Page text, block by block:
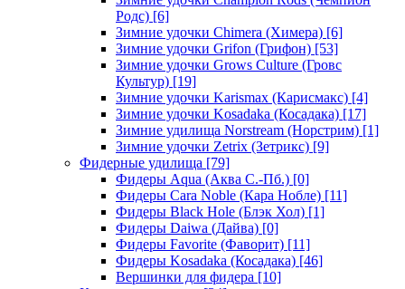
Родс) [6]
Зимние удочки Chimera (Химера) [6]
Зимние удочки Grifon (Грифон) [53]
Зимние удочки Grows Culture (Гровс
Культур) [19]
Зимние удочки Karismax (Карисмакс) [4]
Зимние удочки Kosadaka (Косадака) [17]
Зимние удилища Norstream (Норстрим) [1]
Зимние удочки Zetrix (Зетрикс) [9]
Фидерные удилища [79]
Фидеры Aqua (Аква С.-Пб.) [0]
Фидеры Cara Noble (Кара Нобле) [11]
Фидеры Black Hole (Блэк Хол) [1]
Фидеры Daiwa (Дайва) [0]
Фидеры Favorite (Фаворит) [11]
Фидеры Kosadaka (Косадака) [46]
Вершинки для фидера [10]